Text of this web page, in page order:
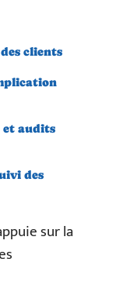
clients
et audits
des
sur la